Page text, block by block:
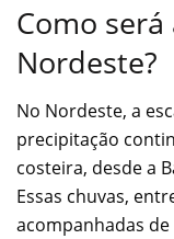
Como
Nordeste?
No Nordeste, a
precipitação
costeira, desde a
Essas chuvas,
acompanhadas